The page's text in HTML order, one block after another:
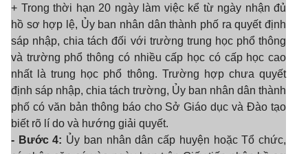
+ Trong thời hạn 20 ngày làm việc kể từ ngày nhận đủ
hồ sơ hợp lệ, Ủy ban nhân dân thành phố ra quyết định
sáp nhập, chia tách đối với trường trung học phổ thông
và trường phổ thông có nhiều cấp học có cấp học cao
nhất là trung học phổ thông. Trường hợp chưa quyết
định sáp nhập, chia tách trường, Ủy ban nhân dân thành
phố có văn bản thông báo cho Sở Giáo dục và Đào tạo
biết rõ lí do và hướng giải quyết.
- Bước 4: Ủy ban nhân dân cấp huyện hoặc Tổ chức,